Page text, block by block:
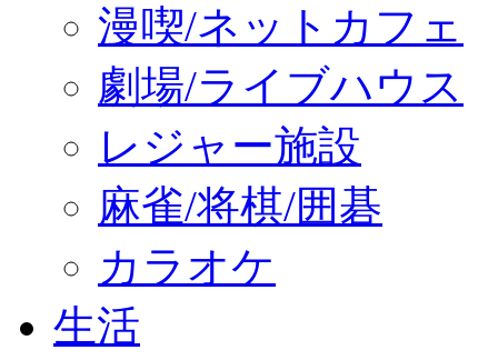
漫喫/ネットカフェ
劇場/ライブハウス
レジャー施設
麻雀/将棋/囲碁
カラオケ
生活